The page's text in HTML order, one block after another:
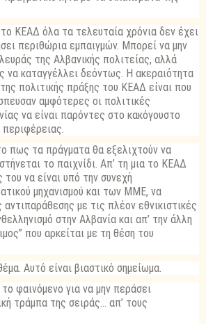
ΚΕΑΔ όλα τα τελευταία χρόνια δεν έχει
περιθώρια εμπαιγμών. Μπορεί να μην
της Αλβανικής πολιτείας, αλλά
να καταγγέλλει δεόντως. Η ακεραιότητα
πολιτικής πράξης του ΚΕΑΔ είναι που
αμφότερες οι πολιτικές
να είναι παρόντες στο κακόγουστο
πως τα πράγματα θα εξελιχτούν να
το παιχνίδι. Απ’ τη μια το ΚΕΑΔ
του να είναι υπό την συνεχή
μηχανισμού και των ΜΜΕ, να
με τις πλέον εθνικιστικές
στην Αλβανία και απ’ την άλλη
που αρκείται με τη θέση του
Αυτό είναι βιαστικό σημείωμα.
φαινόμενο για να μην περάσει
τράμπα της σειράς… απ’ τους